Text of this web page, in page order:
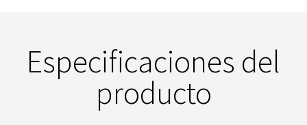
Especificaciones del
producto